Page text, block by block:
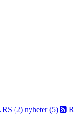
(2) nyheter (5)